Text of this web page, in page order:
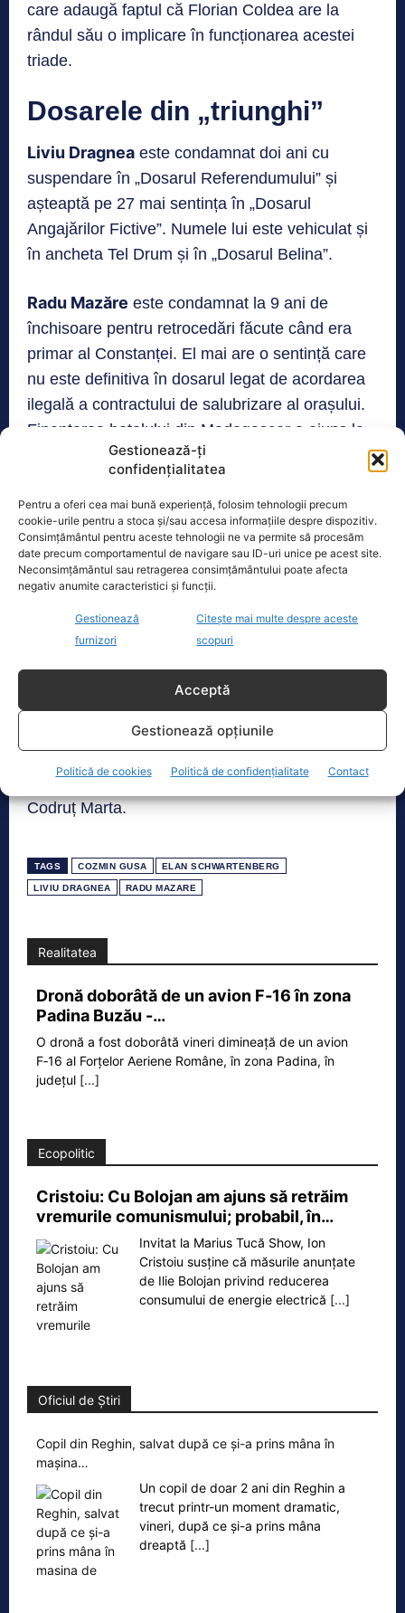
Gestionează-ți
confidențialitatea
Pentru a oferi cea mai bună experiență, folosim tehnologii precum
cookie-urile pentru a stoca și/sau accesa informațiile despre dispozitiv.
Consimțământul pentru aceste tehnologii ne va permite să procesăm
date precum comportamentul de navigare sau ID-uri unice pe acest site.
Neconsimțământul sau retragerea consimțământului poate afecta
negativ anumite caracteristici și funcții.
Gestionează
furnizori
Citește mai multe despre aceste
scopuri
Acceptă
Gestionează opțiunile
Politică de cookies Politică de confidențialitate Contact
care adaugă faptul că Florian Coldea are la
rândul său o implicare în funcționarea acestei
triade.
Dosarele din „triunghi”
Liviu Dragnea este condamnat doi ani cu
suspendare în „Dosarul Referendumului” și
așteaptă pe 27 mai sentința în „Dosarul
Angajărilor Fictive”. Numele lui este vehiculat și
în ancheta Tel Drum și în „Dosarul Belina”.
Radu Mazăre este condamnat la 9 ani de
închisoare pentru retrocedări făcute când era
primar al Constanței. El mai are o sentință care
nu este definitiva în dosarul legat de acordarea
ilegală a contractului de salubrizare al orașului.
Finanțarea hotelului din Madagascar a ajuns la
rândul ei la Curtea Supremă. Mazăre mai are o
sentință de 6 ani într-un alt dosar de luare de
mită. DNA mai are în lucru un dosar legat de
emiterea unor autorizații de construire de către
Radu Mazăre.
ajutat un om de afaceri israelian să-i dea mită
Tribunalul București. Deși el a scăpat anul trecut
de mandatul de urmărire emis în acest caz, nu
s-a întors în România. Curtea de Apel a decis ca
Schwartenberg este suspect și în cazul morții lui
Codruț Marta.
TAGS COZMIN GUSA ELAN SCHWARTENBERG
LIVIU DRAGNEA RADU MAZARE
Realitatea
Dronă doborâtă de un avion F‑16 în zona
Padina Buzău -…
O dronă a fost doborâtă vineri dimineață de un avion
F‑16 al Forțelor Aeriene Române, în zona Padina, în
județul [...]
Ecopolitic
Cristoiu: Cu Bolojan am ajuns să retrăim
vremurile comunismului; probabil, în…
Invitat la Marius Tucă Show, Ion
Cristoiu susține că măsurile anunțate
de Ilie Bolojan privind reducerea
consumului de energie electrică [...]
Oficiul de Știri
Copil din Reghin, salvat după ce și-a prins mâna în
mașina…
Un copil de doar 2 ani din Reghin a
trecut printr-un moment dramatic,
vineri, după ce și-a prins mâna
dreaptă [...]